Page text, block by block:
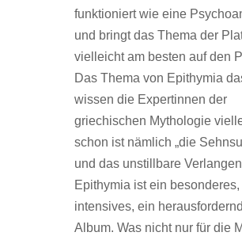
funktioniert wie eine
und bringt das Thema der
vielleicht am besten auf den
Das Thema von Epithymia
wissen die Expertinnen der
griechischen Mythologie
schon ist nämlich „die
und das unstillbare
Epithymia ist ein besonderes,
intensives, ein
Album. Was nicht nur für die